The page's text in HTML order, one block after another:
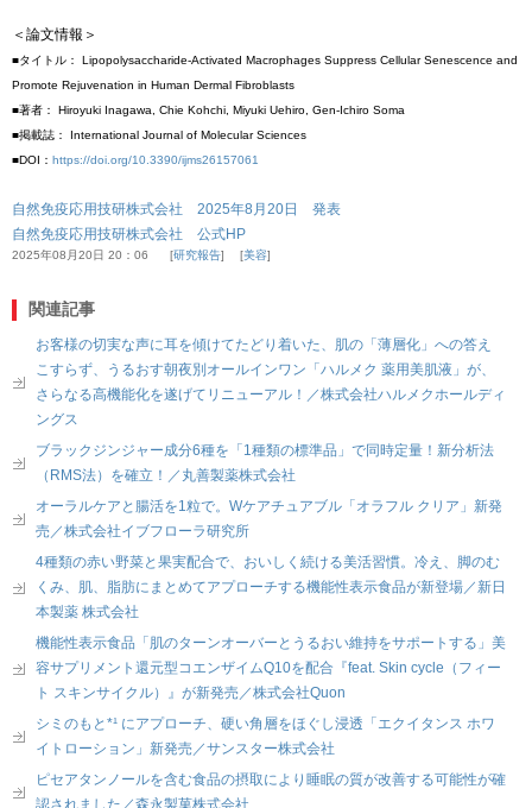
＜論文情報＞
■タイトル： Lipopolysaccharide-Activated Macrophages Suppress Cellular Senescence and
Promote Rejuvenation in Human Dermal Fibroblasts
■著者： Hiroyuki Inagawa, Chie Kohchi, Miyuki Uehiro, Gen-Ichiro Soma
■掲載誌： International Journal of Molecular Sciences
■DOI： https://doi.org/10.3390/ijms26157061
自然免疫応用技研株式会社 2025年8月20日 発表
自然免疫応用技研株式会社 公式HP
2025年08月20日 20：06 研究報告 美容
関連記事
お客様の切実な声に耳を傾けてたどり着いた、肌の「薄層化」への答え
こすらず、うるおす朝夜別オールインワン「ハルメク 薬用美肌液」が、
さらなる高機能化を遂げてリニューアル！／株式会社ハルメクホールディ
ングス
ブラックジンジャー成分6種を「1種類の標準品」で同時定量！新分析法
（RMS法）を確立！／丸善製薬株式会社
オーラルケアと腸活を1粒で。Wケアチュアブル「オラフル クリア」新発
売／株式会社イブフローラ研究所
4種類の赤い野菜と果実配合で、おいしく続ける美活習慣。冷え、脚のむ
くみ、肌、脂肪にまとめてアプローチする機能性表示食品が新登場／新日
本製薬 株式会社
機能性表示食品「肌のターンオーバーとうるおい維持をサポートする」美
容サプリメント還元型コエンザイムQ10を配合『feat. Skin cycle（フィー
ト スキンサイクル）』が新発売／株式会社Quon
シミのもと*¹ にアプローチ、硬い角層をほぐし浸透「エクイタンス ホワ
イトローション」新発売／サンスター株式会社
ピセアタンノールを含む食品の摂取により睡眠の質が改善する可能性が確
認されました／森永製菓株式会社